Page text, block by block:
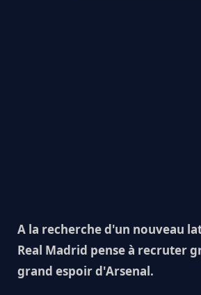
A la recherche d'un nouveau
Real Madrid pense à recruter
grand espoir d'Arsenal.